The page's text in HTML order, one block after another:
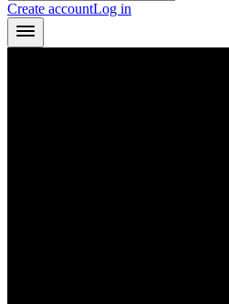
Create accountLog in